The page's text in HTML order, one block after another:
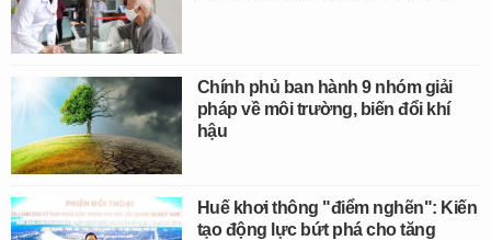
Chính phủ ban hành 9 nhóm giải
pháp về môi trường, biến đổi khí
hậu
Huế khơi thông "điểm nghẽn": Kiến
tạo động lực bứt phá cho tăng